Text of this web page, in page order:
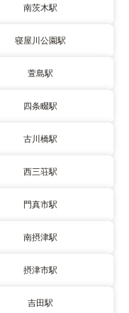
南茨木駅
寝屋川公園駅
萱島駅
四条畷駅
古川橋駅
西三荘駅
門真市駅
南摂津駅
摂津市駅
吉田駅